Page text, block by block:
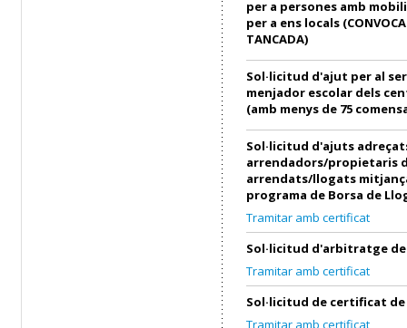
per a persones amb
per a ens locals
TANCADA)
Sol·licitud d'ajut per al
menjador escolar dels
(amb menys de 75
Sol·licitud d'ajuts
arrendadors/propietaris
arrendats/llogats
programa de Borsa de
Tramitar amb certificat
Sol·licitud d'arbitratge
Tramitar amb certificat
Sol·licitud de certificat
Tramitar amb certificat